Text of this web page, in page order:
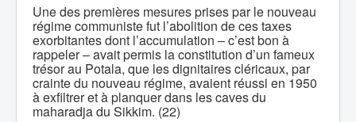
Une des premières mesures prises par le nouveau
régime communiste fut l’abolition de ces taxes
exorbitantes dont l’accumulation ‒ c’est bon à
rappeler ‒ avait permis la constitution d’un fameux
trésor au Potala, que les dignitaires cléricaux, par
crainte du nouveau régime, avaient réussi en 1950
à exfiltrer et à planquer dans les caves du
maharadja du Sikkim. (22)